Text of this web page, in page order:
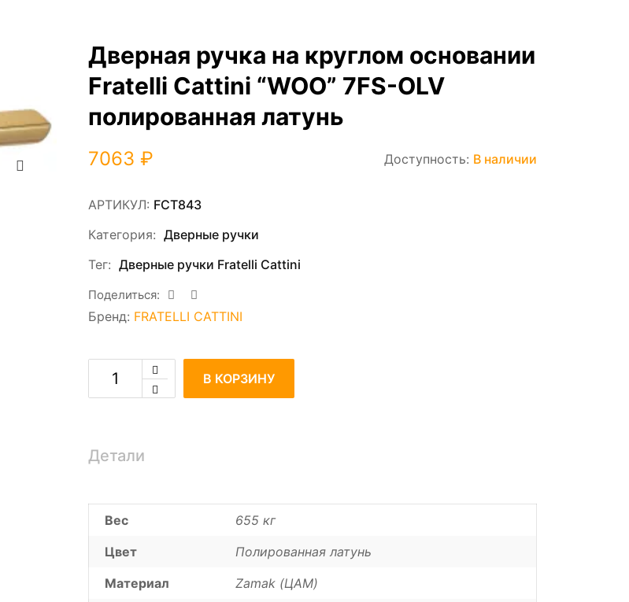
Zoom
Дверная ручка на круглом основании
Fratelli Cattini “WOO” 7FS-OLV
полированная латунь
7063 ₽ Доступность: В наличии
АРТИКУЛ: FCT843
Категория: Дверные ручки
Тег: Дверные ручки Fratelli Cattini
Поделиться:
Бренд: FRATELLI CATTINI
В КОРЗИНУ
Детали
Вес
655 кг
Цвет
Полированная латунь
Материал
Zamak (ЦАМ)